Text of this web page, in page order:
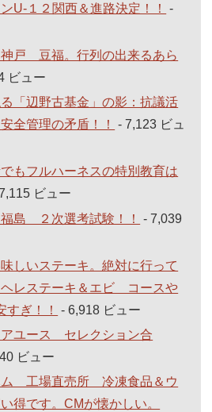
U-１２関西＆進路決定！！
-
戸 豆福。行列の出来るあら
ビュー
「辺野古基金」の影：抗議活
全管理の矛盾！！
- 7,123 ビュ
もフルハーネスの特別教育は
ビュー
福島 ２次選考試験！！
- 7,039
味しいステーキ。絶対に行って
レステーキ＆エビ コースや
すぎ！！
- 6,918 ビュー
アユース セレクション合
ビュー
ム 工場直売所 冷凍食品＆ウ
得です。CMが懐かしい。